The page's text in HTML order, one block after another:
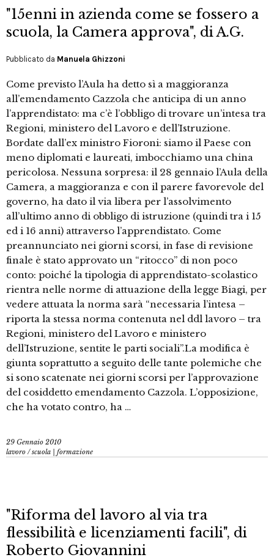
"15enni in azienda come se fossero a
scuola, la Camera approva", di A.G.
Pubblicato da Manuela Ghizzoni
Come previsto l’Aula ha detto sì a maggioranza
all’emendamento Cazzola che anticipa di un anno
l’apprendistato: ma c’è l’obbligo di trovare un’intesa tra
Regioni, ministero del Lavoro e dell’Istruzione.
Bordate dall’ex ministro Fioroni: siamo il Paese con
meno diplomati e laureati, imbocchiamo una china
pericolosa. Nessuna sorpresa: il 28 gennaio l’Aula della
Camera, a maggioranza e con il parere favorevole del
governo, ha dato il via libera per l’assolvimento
all’ultimo anno di obbligo di istruzione (quindi tra i 15
ed i 16 anni) attraverso l’apprendistato. Come
preannunciato nei giorni scorsi, in fase di revisione
finale è stato approvato un “ritocco” di non poco
conto: poiché la tipologia di apprendistato-scolastico
rientra nelle norme di attuazione della legge Biagi, per
vedere attuata la norma sarà “necessaria l’intesa –
riporta la stessa norma contenuta nel ddl lavoro – tra
Regioni, ministero del Lavoro e ministero
dell’Istruzione, sentite le parti sociali”.La modifica è
giunta soprattutto a seguito delle tante polemiche che
si sono scatenate nei giorni scorsi per l’approvazione
del cosiddetto emendamento Cazzola. L’opposizione,
che ha votato contro, ha …
29 Gennaio 2010
lavoro /scuola | formazione
"Riforma del lavoro al via tra
flessibilità e licenziamenti facili", di
Roberto Giovannini